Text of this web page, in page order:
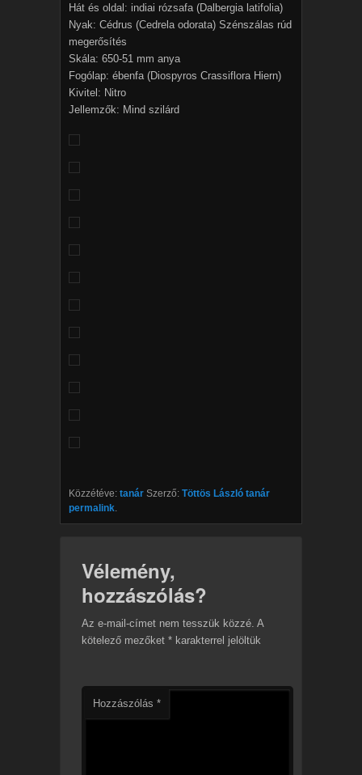
Hát és oldal: indiai rózsafa (Dalbergia latifolia)
Nyak: Cédrus (Cedrela odorata) Szénszálas rúd
megerősítés
Skála: 650-51 mm anya
Fogólap: ébenfa (Diospyros Crassiflora Hiern)
Kivitel: Nitro
Jellemzők: Mind szilárd
Közzétéve: tanár Szerző: Töttös László tanár
permalink
Vélemény,
hozzászólás?
Az e-mail-címet nem tesszük közzé. A
kötelező mezőket * karakterrel jelöltük
Hozzászólás *